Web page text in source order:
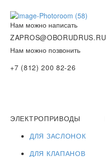
Нам можно написать
ZAPROS@OBORUDRUS.RU
Нам можно позвонить
+7 (812) 200 82-26
ЭЛЕКТРОПРИВОДЫ
ДЛЯ ЗАСЛОНОК
ДЛЯ КЛАПАНОВ